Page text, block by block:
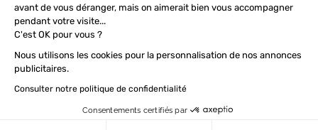
avant de vous déranger, mais on aimerait bien vous accompagner
pendant votre visite...
C'est OK pour vous ?
Nous utilisons les cookies pour la personnalisation de nos annonces
publicitaires.
Consulter notre politique de confidentialité
Consentements certifiés par